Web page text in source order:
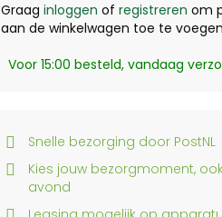
Graag inloggen of registreren om
aan de winkelwagen toe te
Voor 15:00 besteld, vandaag
Snelle bezorging door PostNL
Kies jouw bezorgmoment,
avond